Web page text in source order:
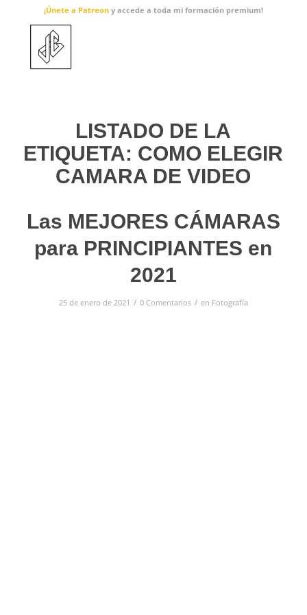
¡Únete a Patreon y accede a toda mi formación premium!
LISTADO DE LA
ETIQUETA: COMO ELEGIR
CAMARA DE VIDEO
Las MEJORES CÁMARAS
para PRINCIPIANTES en
2021
25 de enero de 2021 / 0 Comentarios / en Fotografía